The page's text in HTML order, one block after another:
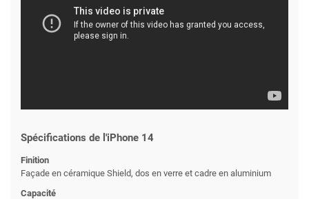
Spécifications de l'iPhone 14
Finition
Façade en céramique Shield, dos en verre et cadre en aluminium
Capacité